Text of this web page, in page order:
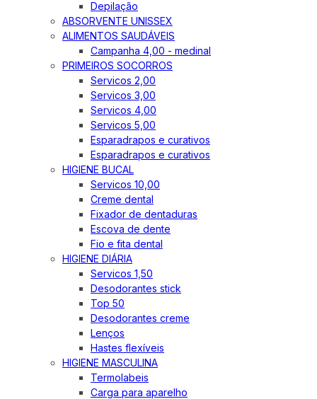
Depilação
ABSORVENTE UNISSEX
ALIMENTOS SAUDÁVEIS
Campanha 4,00 - medinal
PRIMEIROS SOCORROS
Servicos 2,00
Servicos 3,00
Servicos 4,00
Servicos 5,00
Esparadrapos e curativos
Esparadrapos e curativos
HIGIENE BUCAL
Servicos 10,00
Creme dental
Fixador de dentaduras
Escova de dente
Fio e fita dental
HIGIENE DIÁRIA
Servicos 1,50
Desodorantes stick
Top 50
Desodorantes creme
Lenços
Hastes flexíveis
HIGIENE MASCULINA
Termolabeis
Carga para aparelho